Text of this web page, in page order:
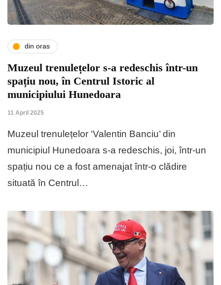
din oras
Muzeul trenulețelor s-a redeschis într-un
spațiu nou, în Centrul Istoric al
municipiului Hunedoara
11 April 2025
Muzeul trenulețelor ‘Valentin Banciu’ din
municipiul Hunedoara s-a redeschis, joi, într-un
spațiu nou ce a fost amenajat într-o clădire
situată în Centrul…